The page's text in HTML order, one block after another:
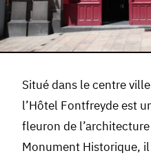
Situé dans le centre
l’Hôtel Fontfreyde est
fleuron de
Monument Historique,